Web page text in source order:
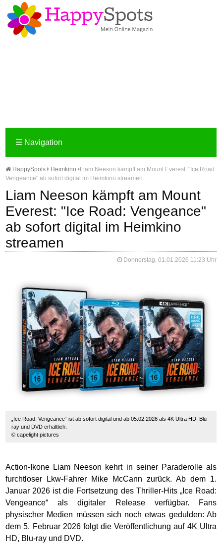
☰ Navigation
HappySpots Heimkino
Liam Neeson kämpft am Mount Everest: "Ice Road:
Vengeance" ab sofort digital im Heimkino streamen
Liam Neeson kämpft am Mount
Everest: "Ice Road: Vengeance"
ab sofort digital im Heimkino
streamen
Donnerstag, 01.01.2026 11:23 Uhr
„Ice Road: Vengeance“ ist ab sofort digital und ab 05.02.2026 als 4K Ultra HD, Blu-
ray und DVD erhältlich.
© capelight pictures
Action-Ikone Liam Neeson kehrt in seiner Paraderolle als
furchtloser Lkw-Fahrer Mike McCann zurück. Ab dem 1.
Januar 2026 ist die Fortsetzung des Thriller-Hits „Ice Road:
Vengeance“ als digitaler Release verfügbar. Fans
physischer Medien müssen sich noch etwas gedulden: Ab
dem 5. Februar 2026 folgt die Veröffentlichung auf 4K Ultra
HD, Blu-ray und DVD.